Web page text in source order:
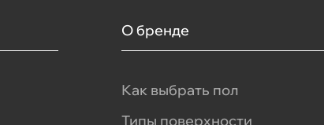
О бренде
Как выбрать пол
Типы поверхности